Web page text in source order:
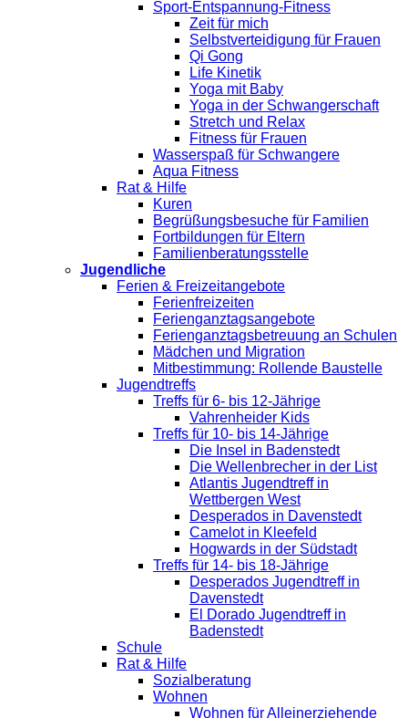
Sport-Entspannung-Fitness
Zeit für mich
Selbstverteidigung für Frauen
Qi Gong
Life Kinetik
Yoga mit Baby
Yoga in der Schwangerschaft
Stretch und Relax
Fitness für Frauen
Wasserspaß für Schwangere
Aqua Fitness
Rat & Hilfe
Kuren
Begrüßungsbesuche für Familien
Fortbildungen für Eltern
Familienberatungsstelle
Jugendliche
Ferien & Freizeitangebote
Ferienfreizeiten
Ferienganztagsangebote
Ferienganztagsbetreuung an Schulen
Mädchen und Migration
Mitbestimmung: Rollende Baustelle
Jugendtreffs
Treffs für 6- bis 12-Jährige
Vahrenheider Kids
Treffs für 10- bis 14-Jährige
Die Insel in Badenstedt
Die Wellenbrecher in der List
Atlantis Jugendtreff in
Wettbergen West
Desperados in Davenstedt
Camelot in Kleefeld
Hogwards in der Südstadt
Treffs für 14- bis 18-Jährige
Desperados Jugendtreff in
Davenstedt
El Dorado Jugendtreff in
Badenstedt
Schule
Rat & Hilfe
Sozialberatung
Wohnen
Wohnen für Alleinerziehende